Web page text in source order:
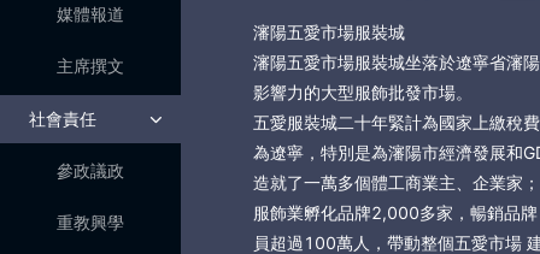
媒體報道
主席撰文
社會責任
參政議政
重教興學
瀋陽五愛市場服裝城
瀋陽五愛市場服裝城坐落於遼寧省瀋
影響力的大型服飾批發市場。
五愛服裝城二十年緊計為國家上繳稅
為遼寧，特別是為瀋陽市經濟發展和
造就了一萬多個體工商業主、企業家
服飾業孵化品牌2,000多家，暢銷品
員超過100萬人，帶動整個五愛市場